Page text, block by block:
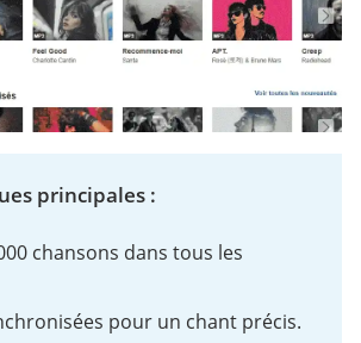
principales :
chansons dans tous les
pour un chant précis.